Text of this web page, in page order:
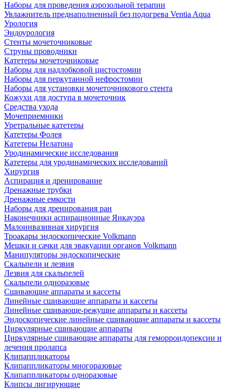
Наборы для проведения аэрозольной терапии
Увлажнитель преднаполненный без подогрева Ventia Aqua
Урология
Эндоурология
Стенты мочеточниковые
Струны проводники
Катетеры мочеточниковые
Наборы для надлобковой цистостомии
Наборы для перкутанной нефростомии
Наборы для установки мочеточникового стента
Кожухи для доступа в мочеточник
Средства ухода
Мочеприемники
Уретральные катетеры
Катетеры Фолея
Катетеры Нелатона
Уродинамические исследования
Катетеры для уродинамических исследований
Хирургия
Аспирация и дренирование
Дренажные трубки
Дренажные емкости
Наборы для дренирования ран
Наконечники аспирационные Янкауэра
Малоинвазивная хирургия
Троакары эндоскопические Volkmann
Мешки и сачки для эвакуации органов Volkmann
Манипуляторы эндоскопические
Скальпели и лезвия
Лезвия для скальпелей
Скальпели одноразовые
Сшивающие аппараты и кассеты
Линейные сшивающие аппараты и кассеты
Линейные сшивающе-режущие аппараты и кассеты
Эндоскопические линейные сшивающие аппараты и кассеты
Циркулярные сшивающие аппараты
Циркулярные сшивающие аппараты для геморроидопексии и
лечения пролапса
Клипаппликаторы
Клипаппликаторы многоразовые
Клипаппликаторы одноразовые
Клипсы лигирующие